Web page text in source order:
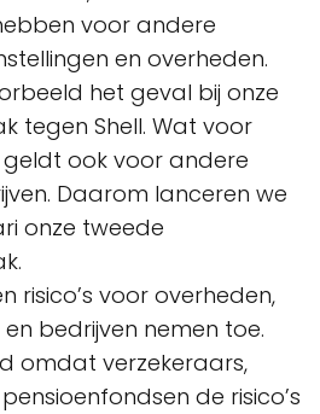
voor andere
en overheden.
het geval bij onze
tegen Shell. Wat voor
geldt ook voor andere
Daarom lanceren we
onze tweede
risico’s voor overheden,
bedrijven nemen toe.
omdat verzekeraars,
de risico’s